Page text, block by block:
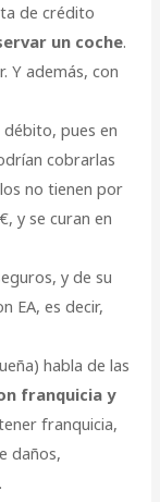
de crédito
un coche.
Y además, con
pues en
cobrarlas
no tienen por
y se curan en
y de su
EA, es decir,
habla de las
franquicia y
franquicia,
daños,